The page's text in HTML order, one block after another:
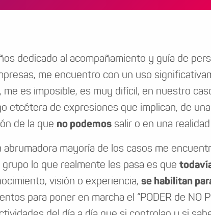
dedicado al acompañamiento y guía de
me encuentro con un uso
me es imposible, es muy difícil, en nuestro
etcétera de expresiones que implican, de
de la que no podemos salir o en una
abrumadora mayoría de los casos me
grupo lo que realmente les pasa es que
visión o experiencia, se habilitan
para poner en marcha el “PODER de NO